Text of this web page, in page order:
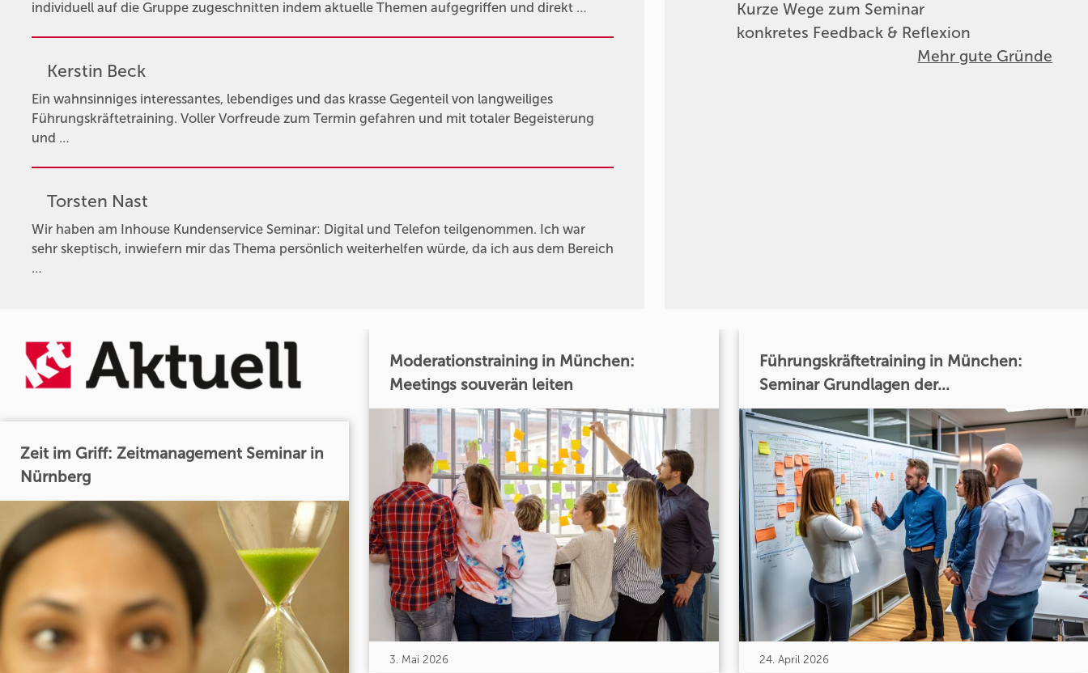
individuell auf die Gruppe zugeschnitten indem aktuelle Themen aufgegriffen und direkt …
Kerstin Beck
Ein wahnsinniges interessantes, lebendiges und das krasse Gegenteil von langweiliges
Führungskräftetraining. Voller Vorfreude zum Termin gefahren und mit totaler Begeisterung
und …
Torsten Nast
Wir haben am Inhouse Kundenservice Seminar: Digital und Telefon teilgenommen. Ich war
sehr skeptisch, inwiefern mir das Thema persönlich weiterhelfen würde, da ich aus dem Bereich
…
Kurze Wege zum Seminar
konkretes Feedback & Reflexion
Mehr gute Gründe
Zeit im Griff: Zeitmanagement Seminar in
Nürnberg
Moderationstraining in München:
Meetings souverän leiten
3. Mai 2026
Führungskräftetraining in München:
Seminar Grundlagen der...
24. April 2026